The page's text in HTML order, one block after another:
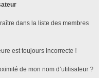
dans la liste des membres
est toujours incorrecte !
de mon nom d’utilisateur ?